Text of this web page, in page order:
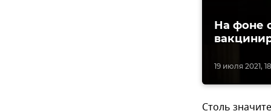
19 июля 2021,
На фоне
Столь